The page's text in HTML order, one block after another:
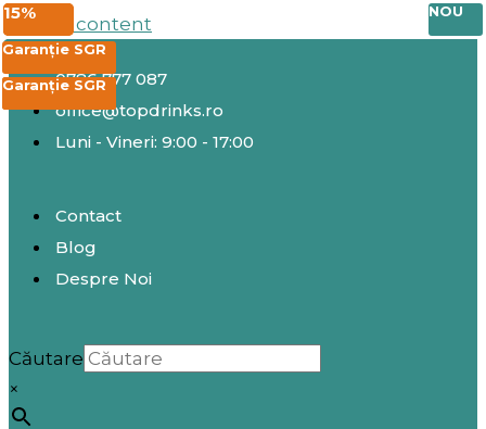
Skip to content
0786 777 087
office@topdrinks.ro
Luni - Vineri: 9:00 - 17:00
Contact
Blog
Despre Noi
Căutare
×
25%
EXCLUSIV
Garanție SGR
20%
EXCLUSIV
Garanție SGR
20%
Garanție SGR
NOU
15%